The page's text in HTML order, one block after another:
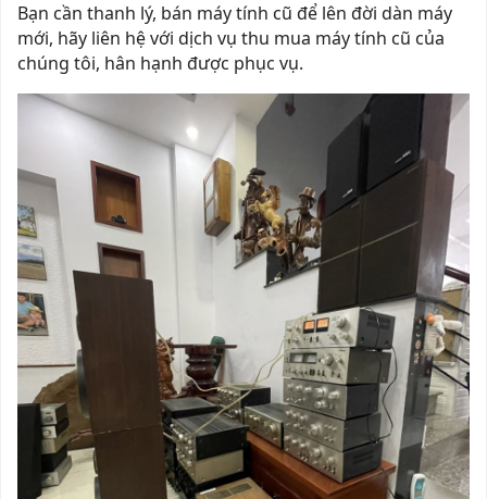
Bạn cần thanh lý, bán máy tính cũ để lên đời dàn máy
mới, hãy liên hệ với dịch vụ thu mua máy tính cũ của
chúng tôi, hân hạnh được phục vụ.